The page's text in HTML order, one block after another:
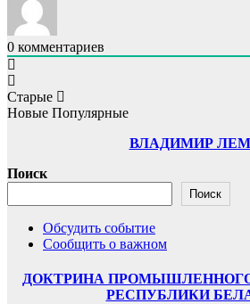
0 комментариев
Старые
Новые Популярные
ВЛАДИМИР
Поиск
Поиск
Обсудить событие
Сообщить о важном
ДОКТРИНА
РЕСПУБЛИКИ